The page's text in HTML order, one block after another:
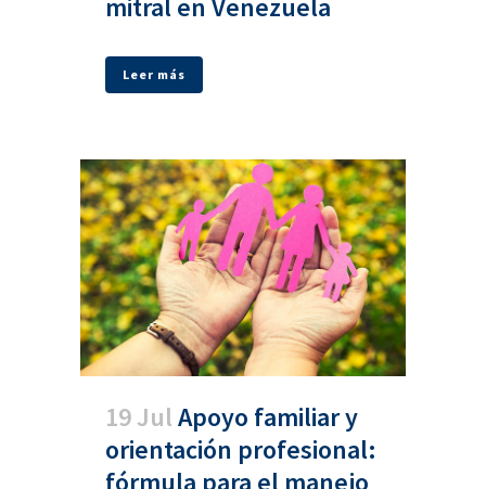
mitral en Venezuela
Leer más
19 JulApoyo familiar y
orientación profesional: